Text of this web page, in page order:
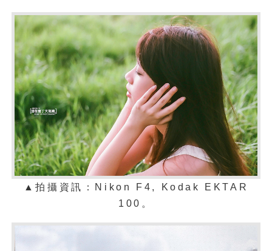
▲拍攝資訊：Nikon F4,
Kodak EKTAR
100 。